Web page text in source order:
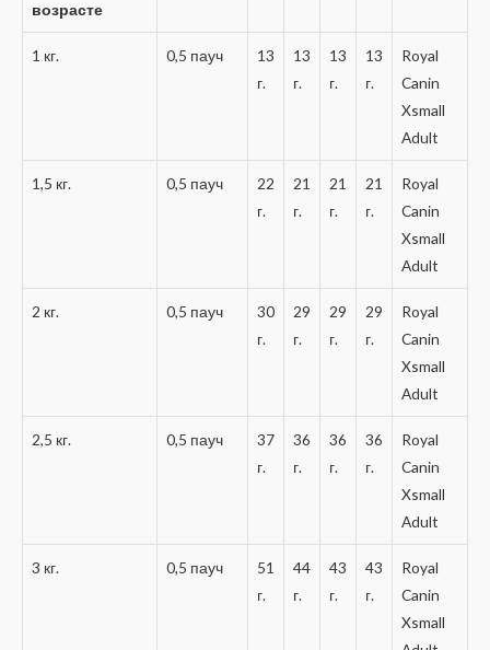
возрасте
1 кг. 0,5 пауч
13
г.
13
г.
13
г.
13
г.
Royal
Canin
Xsmall
Adult
1,5 кг. 0,5 пауч
22
г.
21
г.
21
г.
21
г.
Royal
Canin
Xsmall
Adult
2 кг. 0,5 пауч
30
г.
29
г.
29
г.
29
г.
Royal
Canin
Xsmall
Adult
2,5 кг. 0,5 пауч
37
г.
36
г.
36
г.
36
г.
Royal
Canin
Xsmall
Adult
3 кг. 0,5 пауч
51
г.
44
г.
43
г.
43
г.
Royal
Canin
Xsmall